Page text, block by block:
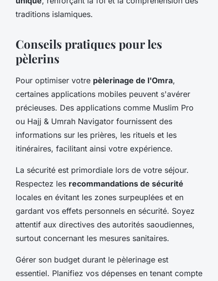
traditions islamiques.
Conseils pratiques pour les
pèlerins
Pour optimiser votre pèlerinage de l'Omra,
certaines applications mobiles peuvent s'avérer
précieuses. Des applications comme Muslim Pro
ou Hajj & Umrah Navigator fournissent des
informations sur les prières, les rituels et les
itinéraires, facilitant ainsi votre expérience.
La sécurité est primordiale lors de votre séjour.
Respectez les recommandations de sécurité
locales en évitant les zones surpeuplées et en
gardant vos effets personnels en sécurité. Soyez
attentif aux directives des autorités saoudiennes,
surtout concernant les mesures sanitaires.
Gérer son budget durant le pèlerinage est
essentiel. Planifiez vos dépenses en tenant compte